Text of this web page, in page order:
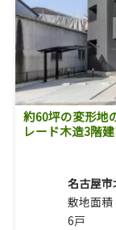
約60坪の変形地
レード木造3階
名古屋
敷地面
6戸